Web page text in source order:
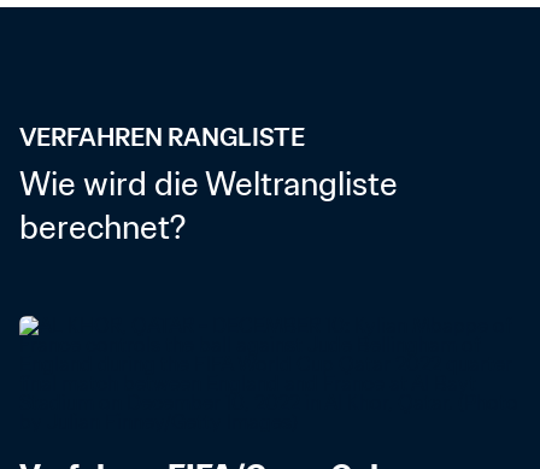
VERFAHREN RANGLISTE
Wie wird die Weltrangliste
berechnet?